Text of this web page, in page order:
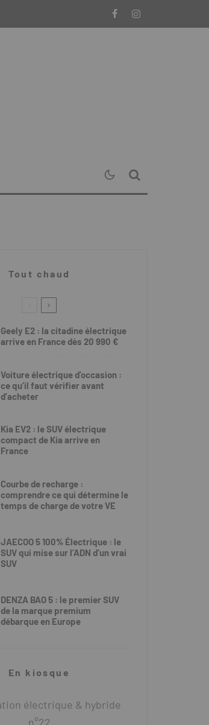
Tout chaud
Geely E2 : la citadine électrique
arrive en France dès 20 990 €
Voiture électrique d’occasion :
ce qu’il faut vérifier avant
d’acheter
Kia EV2 : le SUV électrique
compact de Kia arrive en
France
Courbe de recharge :
comprendre ce qui détermine le
temps de charge de votre VE
JAECOO 5 100% Électrique : le
SUV qui mise sur l’ADN d’un vrai
SUV
DENZA BAO 5 : le premier SUV
de la marque premium
débarque en Europe
En kiosque